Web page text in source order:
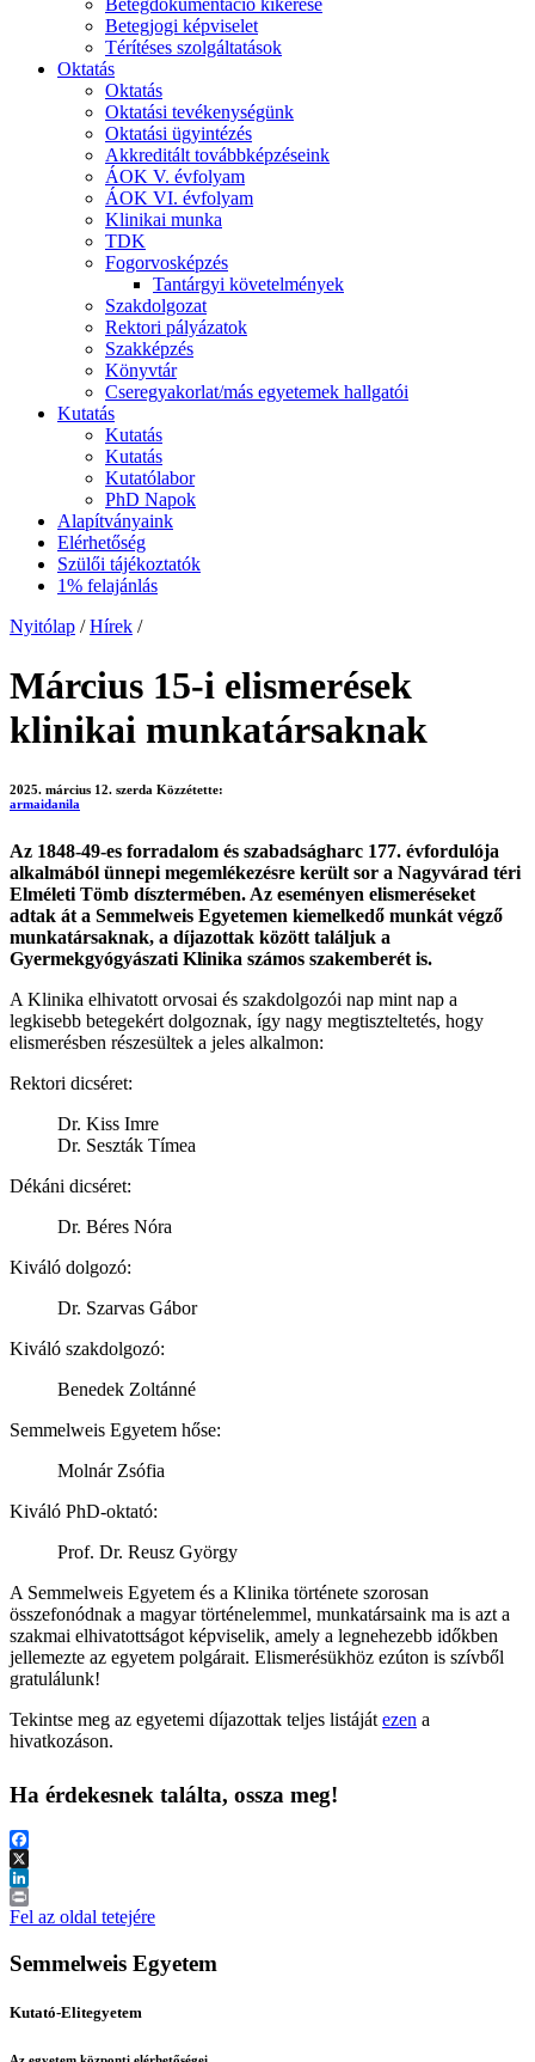
Betegdokumentáció kikérése
Betegjogi képviselet
Térítéses szolgáltatások
Oktatás
Oktatás
Oktatási tevékenységünk
Oktatási ügyintézés
Akkreditált továbbképzéseink
ÁOK V. évfolyam
ÁOK VI. évfolyam
Klinikai munka
TDK
Fogorvosképzés
Tantárgyi követelmények
Szakdolgozat
Rektori pályázatok
Szakképzés
Könyvtár
Cseregyakorlat/más egyetemek hallgatói
Kutatás
Kutatás
Kutatás
Kutatólabor
PhD Napok
Alapítványaink
Elérhetőség
Szülői tájékoztatók
1% felajánlás
Nyitólap / Hírek /
Március 15-i elismerések
klinikai munkatársaknak
2025. március 12. szerda Közzétette:
armaidanila
Az 1848-49-es forradalom és szabadságharc 177. évfordulója
alkalmából ünnepi megemlékezésre került sor a Nagyvárad téri
Elméleti Tömb dísztermében. Az eseményen elismeréseket
adtak át a Semmelweis Egyetemen kiemelkedő munkát végző
munkatársaknak, a díjazottak között találjuk a
Gyermekgyógyászati Klinika számos szakemberét is.
A Klinika elhivatott orvosai és szakdolgozói nap mint nap a
legkisebb betegekért dolgoznak, így nagy megtiszteltetés, hogy
elismerésben részesültek a jeles alkalmon:
Rektori dicséret:
Dr. Kiss Imre
Dr. Seszták Tímea
Dékáni dicséret:
Dr. Béres Nóra
Kiváló dolgozó:
Dr. Szarvas Gábor
Kiváló szakdolgozó:
Benedek Zoltánné
Semmelweis Egyetem hőse:
Molnár Zsófia
Kiváló PhD-oktató:
Prof. Dr. Reusz György
A Semmelweis Egyetem és a Klinika története szorosan
összefonódnak a magyar történelemmel, munkatársaink ma is azt a
szakmai elhivatottságot képviselik, amely a legnehezebb időkben
jellemezte az egyetem polgárait. Elismerésükhöz ezúton is szívből
gratulálunk!
Tekintse meg az egyetemi díjazottak teljes listáját ezen a
hivatkozáson.
Ha érdekesnek találta, ossza meg!
Facebook
X
LinkedIn
Print
Fel az oldal tetejére
Semmelweis Egyetem
Kutató-Elitegyetem